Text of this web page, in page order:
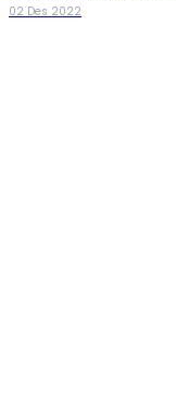
02 Des 2022